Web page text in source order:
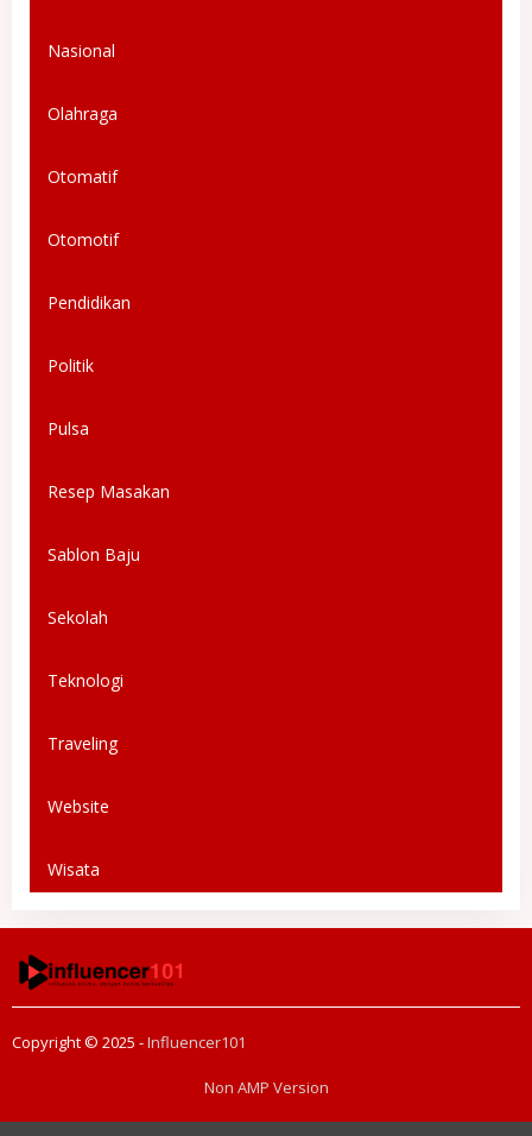
Nasional
Olahraga
Otomatif
Otomotif
Pendidikan
Politik
Pulsa
Resep Masakan
Sablon Baju
Sekolah
Teknologi
Traveling
Website
Wisata
Copyright © 2025 -Influencer101
Non AMP Version